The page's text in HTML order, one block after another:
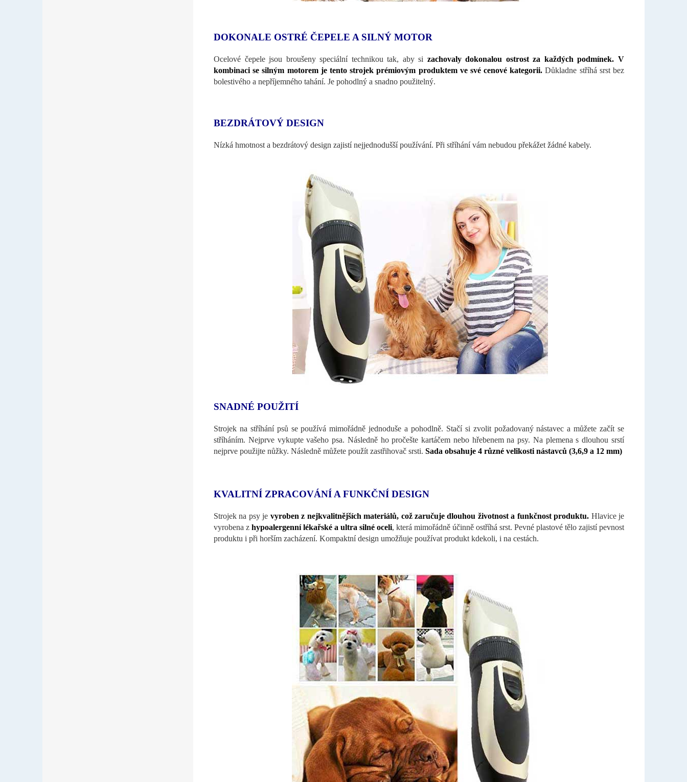
DOKONALE OSTRÉ ČEPELE A SILNÝ MOTOR
Ocelové čepele jsou broušeny speciální technikou tak, aby si zachovaly dokonalou ostrost za každých podmínek. V
kombinaci se silným motorem je tento strojek prémiovým produktem ve své cenové kategorii. Důkladne stříhá srst bez
bolestivého a nepříjemného tahání. Je pohodlný a snadno použitelný.
BEZDRÁTOVÝ DESIGN
Nízká hmotnost a bezdrátový design zajistí nejjednodušší používání. Při stříhání vám nebudou překážet žádné kabely.
SNADNÉ POUŽITÍ
Strojek na stříhání psů se používá mimořádně jednoduše a pohodlně. Stačí si zvolit požadovaný nástavec a můžete začít se
stříháním. Nejprve vykupte vašeho psa. Následně ho pročešte kartáčem nebo hřebenem na psy. Na plemena s dlouhou srstí
nejprve použijte nůžky. Následně můžete použít zastřihovač srsti. Sada obsahuje 4 různé velikosti nástavců (3,6,9 a 12 mm)
KVALITNÍ ZPRACOVÁNÍ A FUNKČNÍ DESIGN
Strojek na psy je vyroben z nejkvalitnějších materiálů, což zaručuje dlouhou životnost a funkčnost produktu. Hlavice je
vyrobena z hypoalergenní lékařské a ultra silné oceli, která mimořádně účinně ostříhá srst. Pevné plastové tělo zajistí pevnost
produktu i při horším zacházení. Kompaktní design umožňuje používat produkt kdekoli, i na cestách.